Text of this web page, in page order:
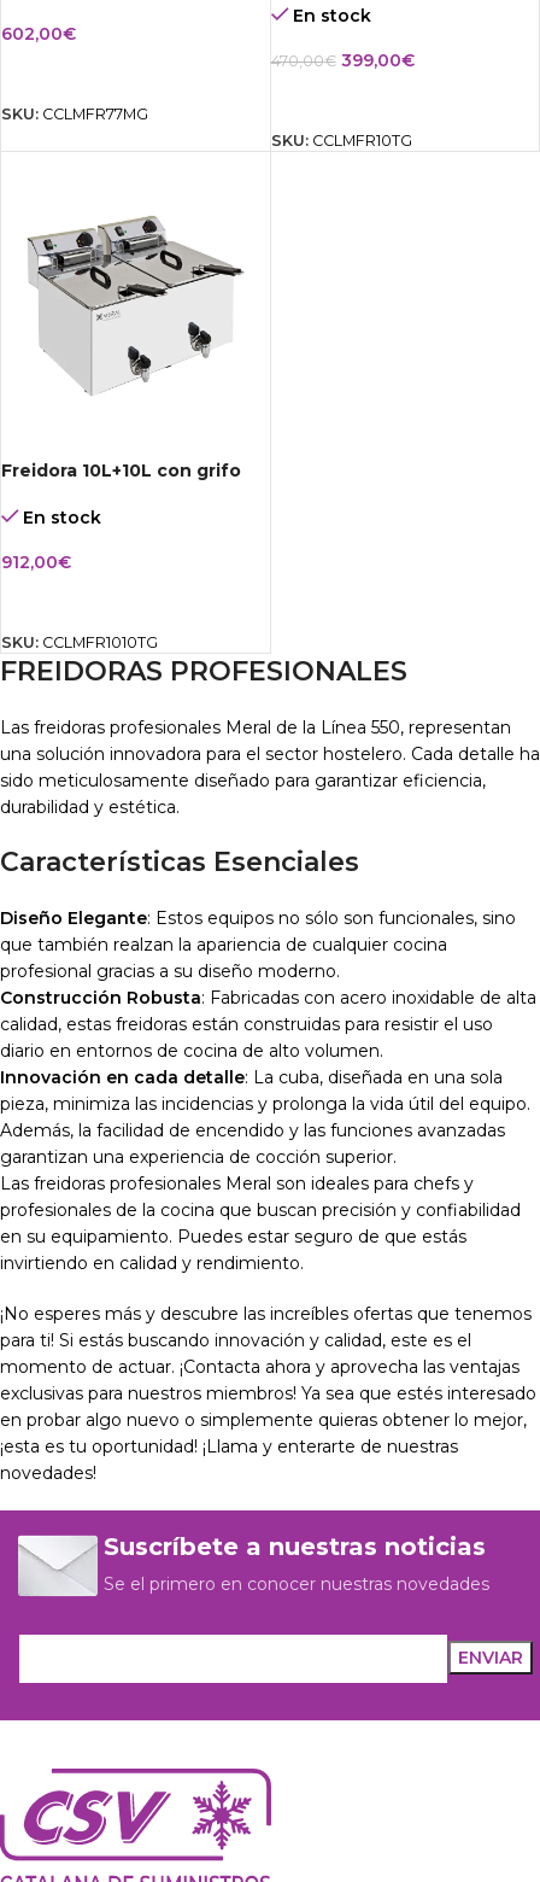
602,00€
SKU: CCLMFR77MG
En stock
470,00€ 399,00€
SKU: CCLMFR10TG
Freidora 10L+10L con grifo
En stock
912,00€
SKU: CCLMFR1010TG
FREIDORAS PROFESIONALES
Las freidoras profesionales Meral de la Línea 550, representan
una solución innovadora para el sector hostelero. Cada detalle ha
sido meticulosamente diseñado para garantizar eficiencia,
durabilidad y estética.
Características Esenciales
Diseño Elegante: Estos equipos no sólo son funcionales, sino
que también realzan la apariencia de cualquier cocina
profesional gracias a su diseño moderno.
Construcción Robusta: Fabricadas con acero inoxidable de alta
calidad, estas freidoras están construidas para resistir el uso
diario en entornos de cocina de alto volumen.
Innovación en cada detalle: La cuba, diseñada en una sola
pieza, minimiza las incidencias y prolonga la vida útil del equipo.
Además, la facilidad de encendido y las funciones avanzadas
garantizan una experiencia de cocción superior.
Las freidoras profesionales Meral son ideales para chefs y
profesionales de la cocina que buscan precisión y confiabilidad
en su equipamiento. Puedes estar seguro de que estás
invirtiendo en calidad y rendimiento.
¡No esperes más y descubre las increíbles ofertas que tenemos
para ti! Si estás buscando innovación y calidad, este es el
momento de actuar. ¡Contacta ahora y aprovecha las ventajas
exclusivas para nuestros miembros! Ya sea que estés interesado
en probar algo nuevo o simplemente quieras obtener lo mejor,
¡esta es tu oportunidad! ¡Llama y enterarte de nuestras
novedades!
Suscríbete a nuestras noticias
Se el primero en conocer nuestras novedades